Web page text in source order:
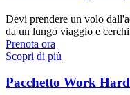
Devi prendere un volo
da un lungo viaggio e
Prenota ora
Scopri di più
Pacchetto Work